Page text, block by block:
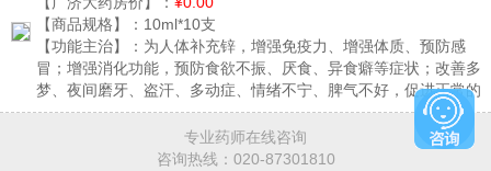
【商品规格】： 10ml*10支
【功能主治】： 为人体补充锌，增强免疫力、增强体质、预防感
冒；增强消化功能，预防食欲不振、厌食、异食癖等症状；改善多
梦、夜间磨牙、盗汗、多动症、情绪不宁、脾气不好，促进正常的
生长发育。
专业药师在线咨询
咨询热线： 020-87301810